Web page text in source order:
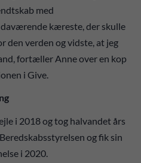
med
kæreste, der skulle
den verden og vidste, at jeg
fortæller Anne over en kop
i Give.
i 2018 og tog halvandet års
og fik sin
i 2020.